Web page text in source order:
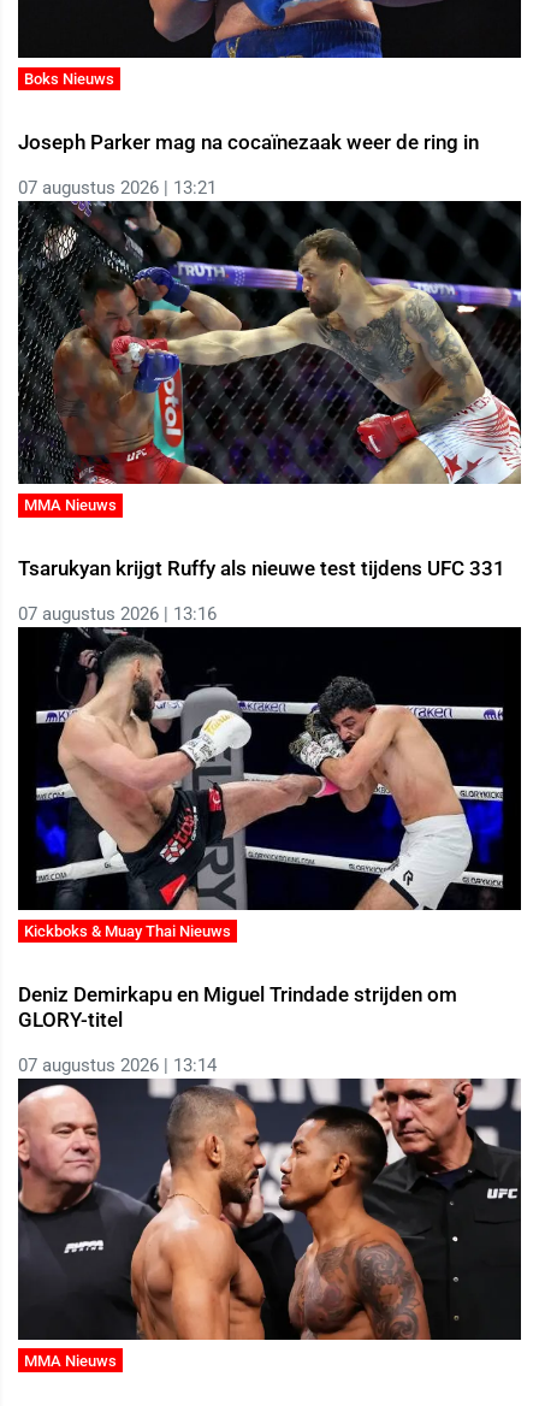
Boks Nieuws
Joseph Parker mag na cocaïnezaak weer de ring in
07 augustus 2026 | 13:21
MMA Nieuws
Tsarukyan krijgt Ruffy als nieuwe test tijdens UFC 331
07 augustus 2026 | 13:16
Kickboks & Muay Thai Nieuws
Deniz Demirkapu en Miguel Trindade strijden om
GLORY-titel
07 augustus 2026 | 13:14
MMA Nieuws